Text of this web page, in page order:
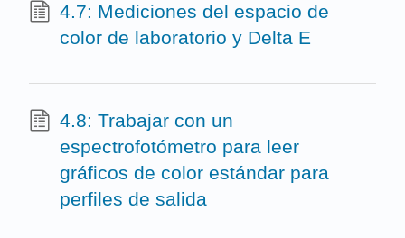
4.7: Mediciones del espacio de
color de laboratorio y Delta E
4.8: Trabajar con un
espectrofotómetro para leer
gráficos de color estándar para
perfiles de salida